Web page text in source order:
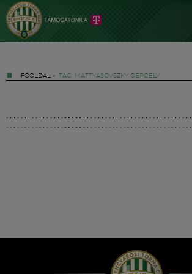
FŐOLDAL » TAG: MATTYASOVSZKY GERGELY
Hírek